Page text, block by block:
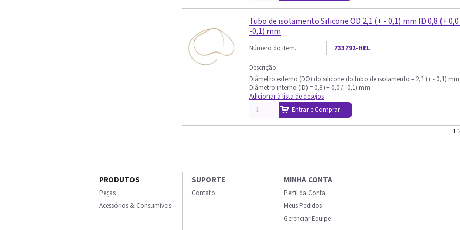
Tubo de isolamento Silicone OD 2,1 (+ - 0,1) mm ID 0,8 (+
-0,1) mm
Número do item. 733792-HEL
Descrição
Diâmetro externo (DO) do silicone do tubo de isolamento = 2,1 (+ - 0,1) mm
Diâmetro interno (ID) = 0,8 (+ 0,0 / -0,1) mm
Adicionar à lista de desejos
Entrar e Comprar
1
PRODUTOS
Peças
Acessórios & Consumíveis
SUPORTE
Contato
MINHA CONTA
Perfil da Conta
Meus Pedidos
Gerenciar Equipe